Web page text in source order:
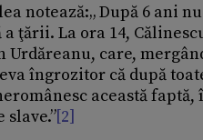
notează:„ După 6 ani
ţării. La ora 14,
care,
îngrozitor că după
această
[2]